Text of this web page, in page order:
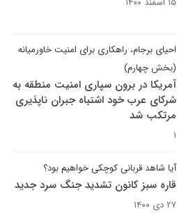
احیای برجام، راهکاری برای امنیت خاورمیانه
(بخش چهارم)
آمریکا در برون سپاری امنیت منطقه به
شرکای عرب خود اشتباه جبران ناپذیری
مرتکب شد
آیا شاهد قربانی کوچکی خواهیم بود؟
قاره سبز کانون تشدید جنگ سرد جدید
۲۷ دی ۱۴۰۰